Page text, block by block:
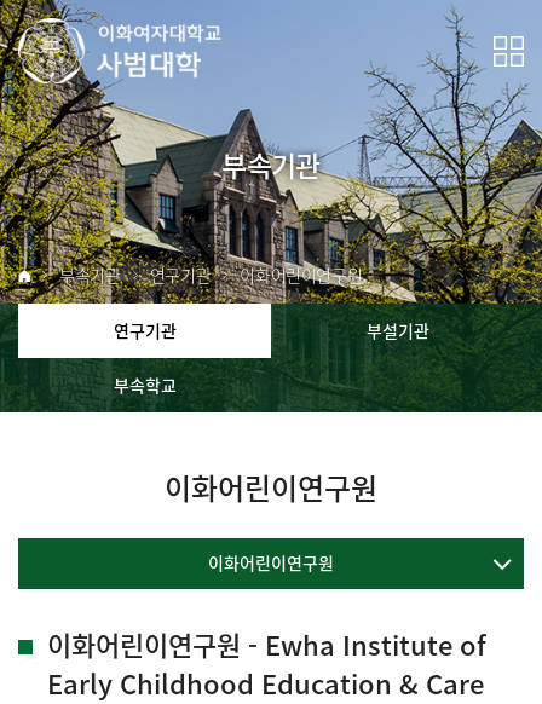
부속기관
부속기관 연구기관 이화어린이연구원
연구기관 부설기관
부속학교
이화어린이연구원
이화어린이연구원
이화어린이연구원 - Ewha Institute of
Early Childhood Education & Care